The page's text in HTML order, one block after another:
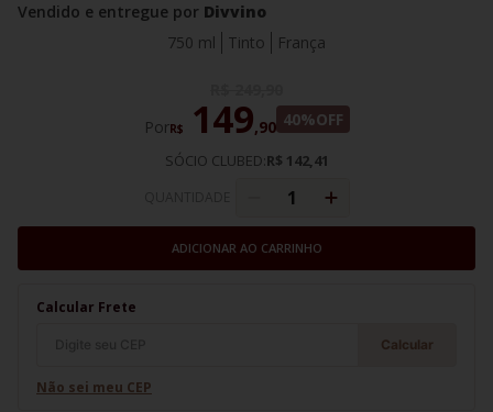
Vendido e entregue por Divvino
Tinto
França
750 ml
PorR$ 149,90 40%OFF
SÓCIO CLUBED:R$ 142,41
ADICIONAR AO CARRINHO
Calcular Frete
Calcular
Não sei meu CEP